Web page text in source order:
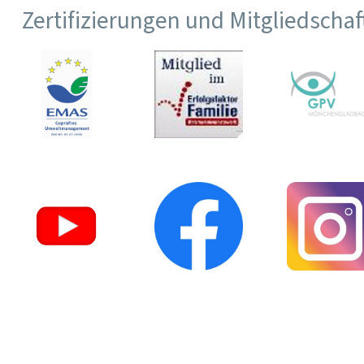
Zertifizierungen und